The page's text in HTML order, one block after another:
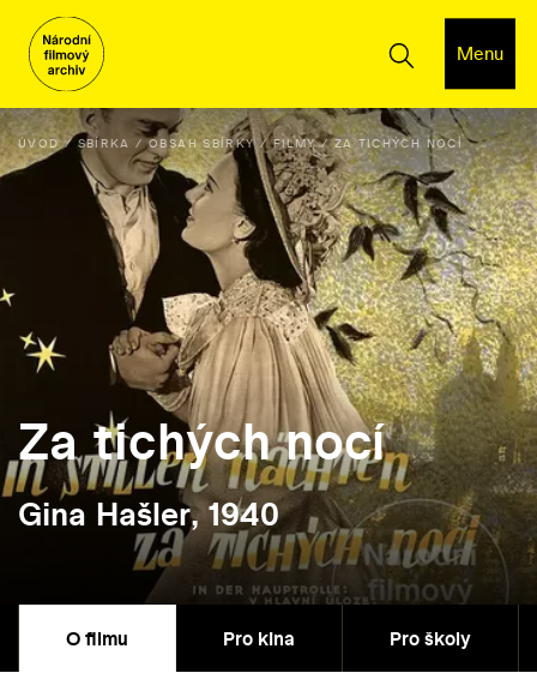
Menu
ÚVOD SBÍRKA OBSAH SBÍRKY FILMY ZA TICHÝCH NOCÍ
Za tichých nocí
Gina Hašler, 1940
O filmu Pro kina Pro školy